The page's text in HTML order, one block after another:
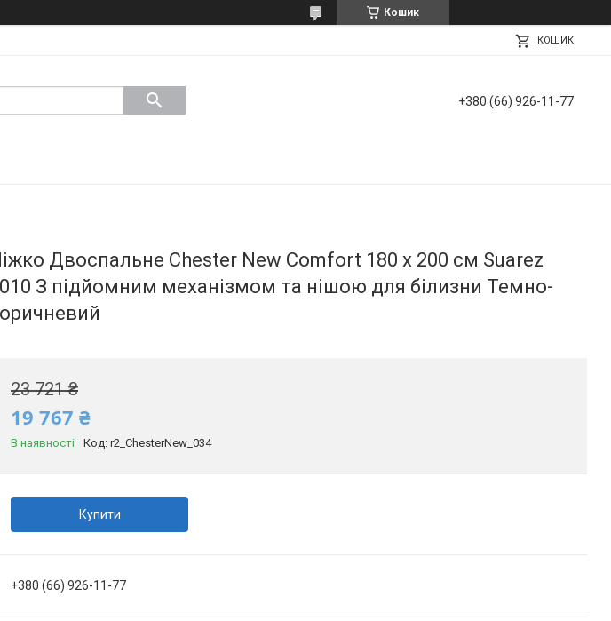
Кошик
КОШИК
+380 (66) 926-11-77
Двоспальне Chester New Comfort 180 х 200 см Suarez
З підйомним механізмом та нішою для білизни Темно-
23 721 ₴
19 767 ₴
В наявності Код: r2_ChesterNew_034
Купити
+380 (66) 926-11-77